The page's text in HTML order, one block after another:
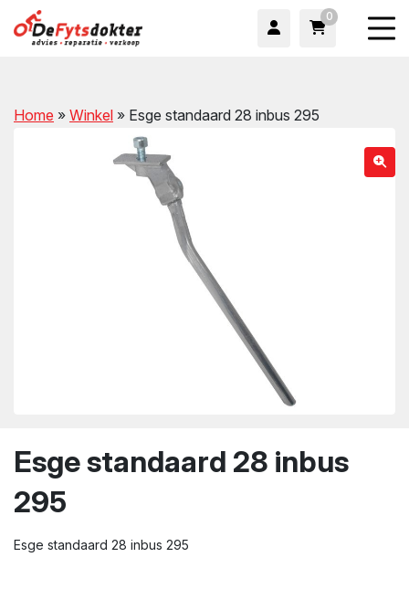
0
Home » Winkel » Esge standaard 28 inbus 295
Esge standaard 28 inbus
295
Esge standaard 28 inbus 295